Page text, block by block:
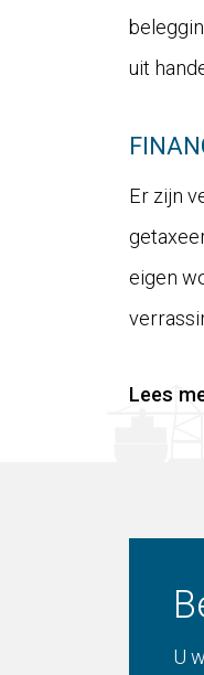
uit
Er zijn
eigen
Lees
U